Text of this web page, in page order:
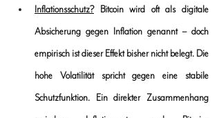
Inflationsschutz? Bitcoin wird oft als digitale
Absicherung gegen Inflation genannt – doch
empirisch ist dieser Effekt bisher nicht belegt. Die
hohe Volatilität spricht gegen eine stabile
Schutzfunktion. Ein direkter Zusammenhang